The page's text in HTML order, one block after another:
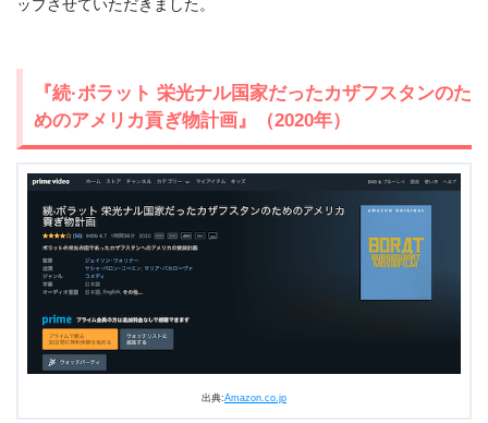
ップさせていただきました。
『続·ボラット 栄光ナル国家だったカザフスタンのた
めのアメリカ貢ぎ物計画』（2020年）
出典:Amazon.co.jp